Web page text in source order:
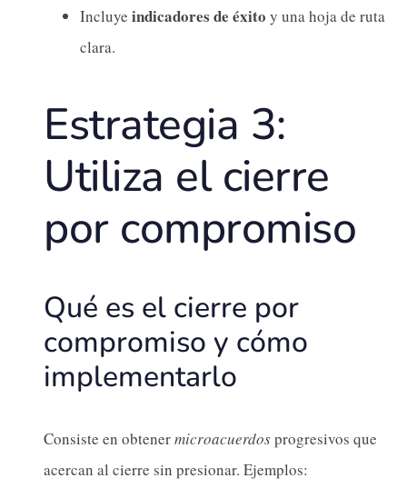
Incluye indicadores de éxito y una hoja de ruta
clara.
Estrategia 3:
Utiliza el cierre
por compromiso
Qué es el cierre por
compromiso y cómo
implementarlo
Consiste en obtenermicroacuerdosprogresivos que
acercan al cierre sin presionar. Ejemplos: